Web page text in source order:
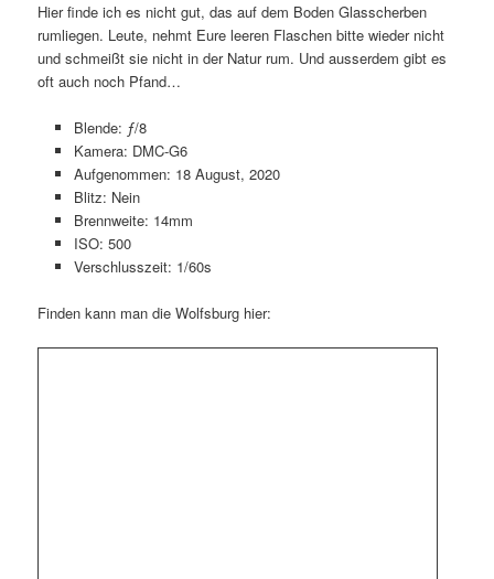
Hier finde ich es nicht gut, das auf dem Boden Glasscherben
rumliegen. Leute, nehmt Eure leeren Flaschen bitte wieder nicht
und schmeißt sie nicht in der Natur rum. Und ausserdem gibt es
oft auch noch Pfand…
Blende: ƒ/8
Kamera: DMC-G6
Aufgenommen: 18 August, 2020
Blitz: Nein
Brennweite: 14mm
ISO: 500
Verschlusszeit: 1/60s
Finden kann man die Wolfsburg hier: